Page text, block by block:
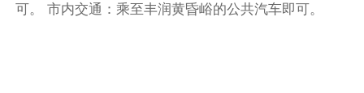
可。 市内交通：乘至丰润黄昏峪的公共汽车即可。